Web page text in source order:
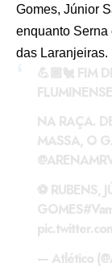
Gomes, Júnior
enquanto Serna
das Laranjeiras.
💪🏾🐔 FIM
FLUMINENSE
NA RAÇA.
MASSA, O
⚽ RUBENS,
GOMES
— Atlético